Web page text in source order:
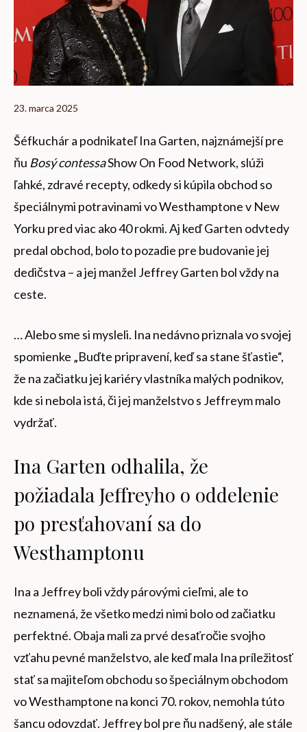
23. marca 2025
Šéfkuchár a podnikateľ Ina Garten, najznámejší pre
ňu Bosý contessaShow On Food Network, slúži
ľahké, zdravé recepty, odkedy si kúpila obchod so
špeciálnymi potravinami vo Westhamptone v New
Yorku pred viac ako 40 rokmi. Aj keď Garten odvtedy
predal obchod, bolo to pozadie pre budovanie jej
dedičstva – a jej manžel Jeffrey Garten bol vždy na
ceste.
… Alebo sme si mysleli. Ina nedávno priznala vo svojej
spomienke „Buďte pripravení, keď sa stane šťastie“,
že na začiatku jej kariéry vlastníka malých podnikov,
kde si nebola istá, či jej manželstvo s Jeffreym malo
vydržať.
Ina Garten odhalila, že
požiadala Jeffreyho o oddelenie
po presťahovaní sa do
Westhamptonu
Ina a Jeffrey boli vždy párovými cieľmi, ale to
neznamená, že všetko medzi nimi bolo od začiatku
perfektné. Obaja mali za prvé desaťročie svojho
vzťahu pevné manželstvo, ale keď mala Ina príležitosť
stať sa majiteľom obchodu so špeciálnym obchodom
vo Westhamptone na konci 70. rokov, nemohla túto
šancu odovzdať. Jeffrey bol pre ňu nadšený, ale stále